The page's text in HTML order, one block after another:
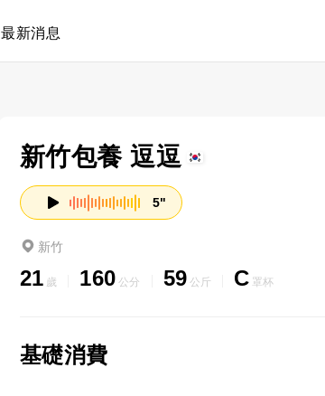
最新消息
新竹包養 逗逗
5"
新竹
21 歲 160 公分 59 公斤 C 罩杯
基礎消費